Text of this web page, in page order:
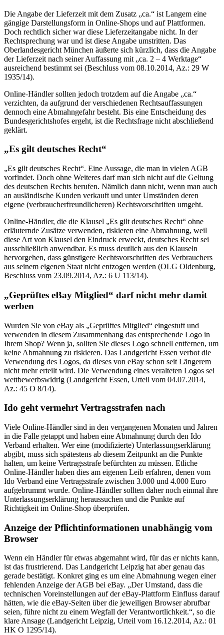
Die Angabe der Lieferzeit mit dem Zusatz „ca.“ ist Langem eine
gängige Darstellungsform in Online-Shops und auf Plattformen.
Doch rechtlich sicher war diese Lieferzeitangabe nicht. In der
Rechtsprechung war und ist diese Angabe umstritten. Das
Oberlandesgericht München äußerte sich kürzlich, dass die Angabe
der Lieferzeit nach seiner Auffassung mit „ca. 2 – 4 Werktage“
ausreichend bestimmt sei (Beschluss vom 08.10.2014, Az.: 29 W
1935/14).
Online-Händler sollten jedoch trotzdem auf die Angabe „ca.“
verzichten, da aufgrund der verschiedenen Rechtsauffassungen
dennoch eine Abmahngefahr besteht. Bis eine Entscheidung des
Bundesgerichtshofes ergeht, ist die Rechtsfrage nicht abschließend
geklärt.
„Es gilt deutsches Recht“
„Es gilt deutsches Recht“. Eine Aussage, die man in vielen AGB
vorfindet. Doch ohne Weiteres darf man sich nicht auf die Geltung
des deutschen Rechts berufen. Nämlich dann nicht, wenn man auch
an ausländische Kunden verkauft und unter Umständen deren
eigene (verbraucherfreundlicheren) Rechtsvorschriften umgeht.
Online-Händler, die die Klausel „Es gilt deutsches Recht“ ohne
erläuternde Zusätze verwenden, riskieren eine Abmahnung, weil
diese Art von Klausel den Eindruck erweckt, deutsches Recht sei
ausschließlich anwendbar. Es muss deutlich aus den Klauseln
hervorgehen, dass günstigere Rechtsvorschriften des Verbrauchers
aus seinem eigenen Staat nicht entzogen werden (OLG Oldenburg,
Beschluss vom 23.09.2014, Az.: 6 U 113/14).
„Geprüftes eBay Mitglied“ darf nicht mehr damit
werben
Wurden Sie von eBay als „Geprüftes Mitglied“ eingestuft und
verwenden in diesem Zusammenhang das entsprechende Logo in
Ihrem Shop? Wenn ja, sollten Sie dieses Logo schnell entfernen, um
keine Abmahnung zu riskieren. Das Landgericht Essen verbot die
Verwendung des Logos, da dieses von eBay schon seit Längerem
nicht mehr erteilt wird. Die Verwendung eines veralteten Logos sei
wettbewerbswidrig (Landgericht Essen, Urteil vom 04.07.2014,
Az.: 45 O 8/14).
Ido geht vermehrt Vertragsstrafen nach
Viele Online-Händler sind in den vergangenen Monaten und Jahren
in die Falle getappt und haben eine Abmahnung durch den Ido
Verband erhalten. Wer eine (modifizierte) Unterlassungserklärung
abgibt, muss sich spätestens ab diesem Zeitpunkt an die Punkte
halten, um keine Vertragsstrafe befürchten zu müssen. Etliche
Online-Händler haben dies am eigenen Leib erfahren, denen vom
Ido Verband eine Vertragsstrafe zwischen 3.000 und 4.000 Euro
aufgebrummt wurde. Online-Händler sollten daher noch einmal ihre
Unterlassungserklärung heraussuchen und die Punkte auf
Richtigkeit im Online-Shop überprüfen.
Anzeige der Pflichtinformationen unabhängig vom
Browser
Wenn ein Händler für etwas abgemahnt wird, für das er nichts kann,
ist das frustrierend. Das Landgericht Leipzig hat aber genau das
gerade bestätigt. Konkret ging es um eine Abmahnung wegen einer
fehlenden Anzeige der AGB bei eBay. „Der Umstand, dass die
technischen Voreinstellungen auf der eBay-Plattform Einfluss darauf
hätten, wie die eBay-Seiten über die jeweiligen Browser abrufbar
seien, führe nicht zu einem Wegfall der Verantwortlichkeit.“, so die
klare Ansage (Landgericht Leipzig, Urteil vom 16.12.2014, Az.: 01
HK O 1295/14).